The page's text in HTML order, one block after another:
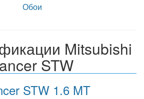
Обои
Mitsubishi
STW
STW 1.6 MT